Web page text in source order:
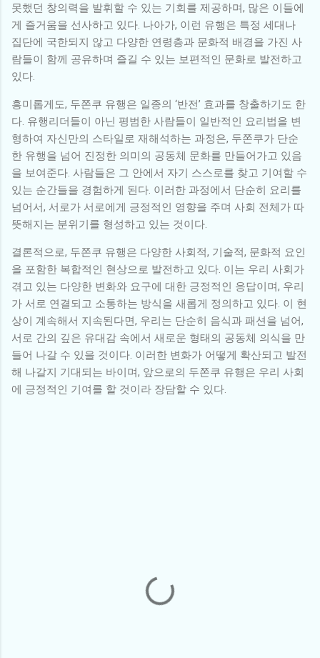
못했던 창의력을 발휘할 수 있는 기회를 제공하며, 많은 이들에
게 즐거움을 선사하고 있다. 나아가, 이런 유행은 특정 세대나
집단에 국한되지 않고 다양한 연령층과 문화적 배경을 가진 사
람들이 함께 공유하며 즐길 수 있는 보편적인 문화로 발전하고
있다.
흥미롭게도, 두쫀쿠 유행은 일종의 ‘반전’ 효과를 창출하기도 한
다. 유행리더들이 아닌 평범한 사람들이 일반적인 요리법을 변
형하여 자신만의 스타일로 재해석하는 과정은, 두쫀쿠가 단순
한 유행을 넘어 진정한 의미의 공동체 문화를 만들어가고 있음
을 보여준다. 사람들은 그 안에서 자기 스스로를 찾고 기여할 수
있는 순간들을 경험하게 된다. 이러한 과정에서 단순히 요리를
넘어서, 서로가 서로에게 긍정적인 영향을 주며 사회 전체가 따
뜻해지는 분위기를 형성하고 있는 것이다.
결론적으로, 두쫀쿠 유행은 다양한 사회적, 기술적, 문화적 요인
을 포함한 복합적인 현상으로 발전하고 있다. 이는 우리 사회가
겪고 있는 다양한 변화와 요구에 대한 긍정적인 응답이며, 우리
가 서로 연결되고 소통하는 방식을 새롭게 정의하고 있다. 이 현
상이 계속해서 지속된다면, 우리는 단순히 음식과 패션을 넘어,
서로 간의 깊은 유대감 속에서 새로운 형태의 공동체 의식을 만
들어 나갈 수 있을 것이다. 이러한 변화가 어떻게 확산되고 발전
해 나갈지 기대되는 바이며, 앞으로의 두쫀쿠 유행은 우리 사회
에 긍정적인 기여를 할 것이라 장담할 수 있다.